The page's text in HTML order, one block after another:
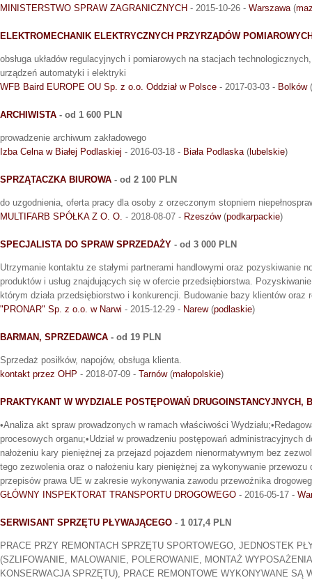
MINISTERSTWO SPRAW ZAGRANICZNYCH - 2015-10-26 - Warszawa(
ELEKTROMECHANIK ELEKTRYCZNYCH PRZYRZĄDÓW
obsługa układów regulacyjnych i pomiarowych na stacjach
urządzeń automatyki i elektryki
WFB Baird EUROPE OU Sp. z o.o. Oddział w Polsce - 2017-03-03 - Bolków(
ARCHIWISTA - od 1 600 PLN
prowadzenie archiwum zakładowego
Izba Celna w Białej Podlaskiej - 2016-03-18 - Biała Podlaska( lubelskie)
SPRZĄTACZKA BIUROWA - od 2 100 PLN
do uzgodnienia, oferta pracy dla osoby z orzeczonym stopniem
MULTIFARB SPÓŁKA Z O. O. - 2018-08-07 - Rzeszów(podkarpackie)
SPECJALISTA DO SPRAW SPRZEDAŻY - od 3 000 PLN
Utrzymanie kontaktu ze stałymi partnerami handlowymi oraz pozyskiwanie
produktów i usług znajdujących się w ofercie przedsiębiorstwa.
którym działa przedsiębiorstwo i konkurencji. Budowanie bazy klientów oraz
"PRONAR" Sp. z o.o. w Narwi - 2015-12-29 - Narew(podlaskie)
BARMAN, SPRZEDAWCA - od 19 PLN
Sprzedaż posiłków, napojów, obsługa klienta.
kontakt przez OHP - 2018-07-09 - Tarnów(małopolskie)
PRAKTYKANT W WYDZIALE POSTĘPOWAŃ DRUGOINSTANCYJNYCH,
•Analiza akt spraw prowadzonych w ramach właściwości
procesowych organu;•Udział w prowadzeniu postępowań administracyjnych
nałożeniu kary pieniężnej za przejazd pojazdem nienormatywnym bez
tego zezwolenia oraz o nałożeniu kary pieniężnej za wykonywanie przewozu
przepisów prawa UE w zakresie wykonywania zawodu przewoźnika
GŁÓWNY INSPEKTORAT TRANSPORTU DROGOWEGO - 2016-05-17 -
SERWISANT SPRZĘTU PŁYWAJĄCEGO - 1 017,4 PLN
PRACE PRZY REMONTACH SPRZĘTU SPORTOWEGO, JEDNOSTEK
(SZLIFOWANIE, MALOWANIE, POLEROWANIE, MONTAŻ
KONSERWACJA SPRZĘTU), PRACE REMONTOWE WYKONYWANE SĄ